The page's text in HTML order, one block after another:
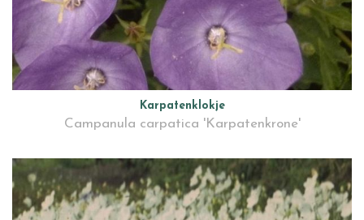
Karpatenklokje
Campanula carpatica 'Karpatenkrone'